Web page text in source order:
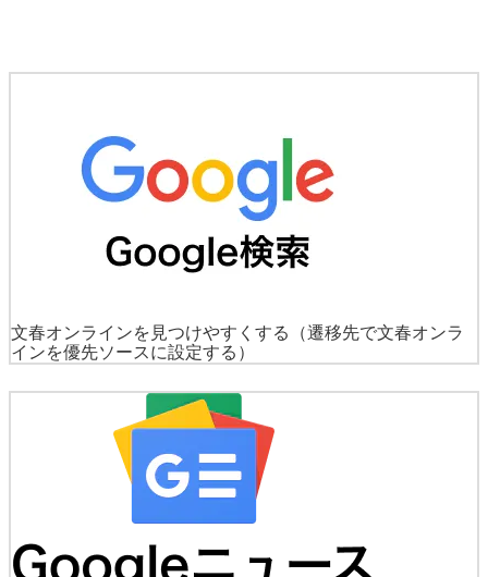
文春オンラインを見つけやすくする
（遷移先で文春オンラ
インを優先ソースに設定する）